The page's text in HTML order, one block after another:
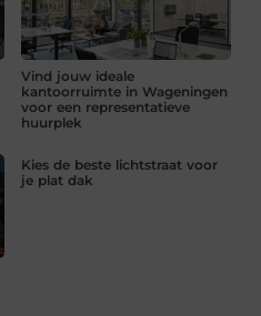
Vind jouw ideale
kantoorruimte in Wageningen
voor een representatieve
huurplek
Kies de beste lichtstraat voor
je plat dak